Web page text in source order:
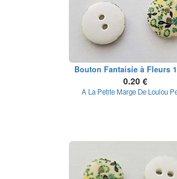
Bouton Fantaisie à Fleurs
0.20 €
A La Petite Marge De Loulou